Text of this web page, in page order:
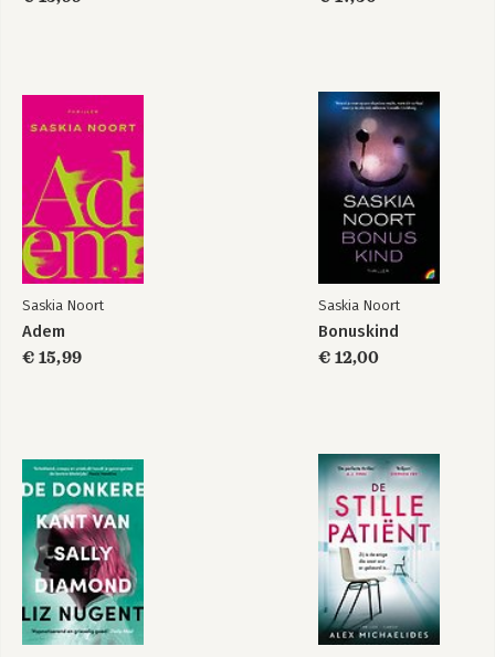
Saskia Noort
Adem
€ 15,99
Saskia Noort
Bonuskind
€ 12,00